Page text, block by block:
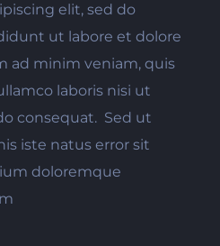
elit, sed do
ut labore et dolore
ad minim veniam, quis
laboris nisi ut
consequat. Sed ut
iste natus error sit
doloremque